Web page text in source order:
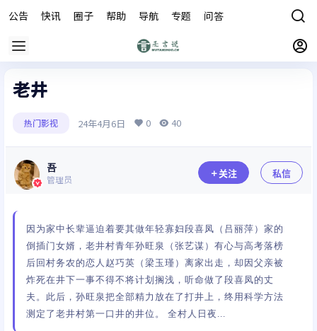
公告 快讯 圈子 帮助 导航 专题 问答
老井
热门影视 24年4月6日 0 40
吾
管理员 关注 私信
因为家中长辈逼迫着要其做年轻寡妇段喜凤（吕丽萍）家的
倒插门女婿，老井村青年孙旺泉（张艺谋）有心与高考落榜
后回村务农的恋人赵巧英（梁玉瑾）离家出走，却因父亲被
炸死在井下一事不得不将计划搁浅，听命做了段喜凤的丈
夫。此后，孙旺泉把全部精力放在了打井上，终用科学方法
测定了老井村第一口井的井位。 全村人日夜...